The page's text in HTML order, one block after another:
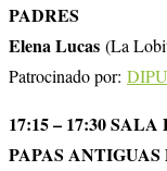
PADRES
Elena Lucas (La
Patrocinado por:
17:15 – 17:30
PAPAS